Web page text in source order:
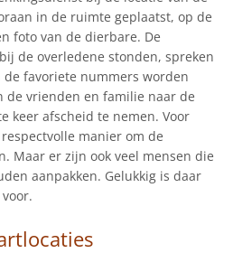
in de ruimte geplaatst, op de
foto van de dierbare. De
de overledene stonden, spreken
favoriete nummers worden
de vrienden en familie naar de
keer afscheid te nemen. Voor
manier om de
Maar er zijn ook veel mensen die
aanpakken. Gelukkig is daar